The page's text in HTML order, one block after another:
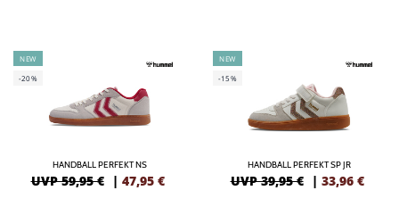
NEW
-20%
HANDBALL PERFEKT NS
UVP 59,95 € | 47,95 €
NEW
-15%
HANDBALL PERFEKT SP JR
UVP 39,95 € | 33,96 €